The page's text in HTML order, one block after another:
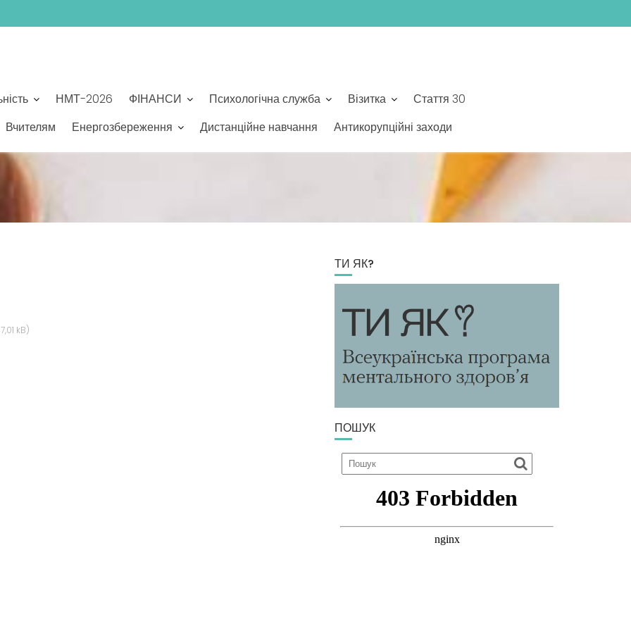
НМТ-2026 ФІНАНСИ Психологічна служба Візитка
Стаття 30
Вчителям Енергозбереження Дистанційне навчання Антикорупційні заходи
ТИ ЯК?
ПОШУК